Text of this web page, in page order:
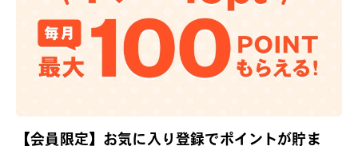
【会員限定】お気に入り登録でポイントが貯ま